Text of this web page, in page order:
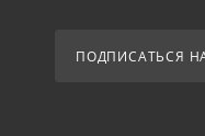
ПОДПИСАТЬСЯ